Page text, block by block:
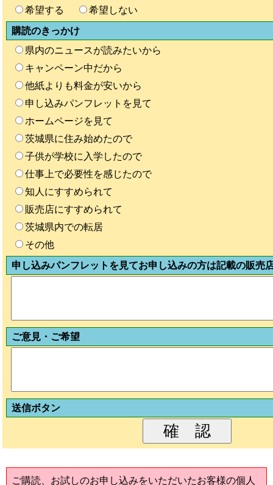
希望する
希望しない
購読のきっかけ
県内のニュースが読みたいから
キャンペーン中だから
他紙よりも料金が安いから
申し込みパンフレットを見て
ホームページを見て
茨城県に住み始めたので
子供が学校に入学したので
仕事上で必要性を感じたので
知人にすすめられて
販売店にすすめられて
茨城県内での転居
その他
申し込みパンフレットを見てお申し込みの方は記載の販売
ご意見・ご希望
送信ボタン
ご購読、お試しのお申し込みをいただいたお客様の個人